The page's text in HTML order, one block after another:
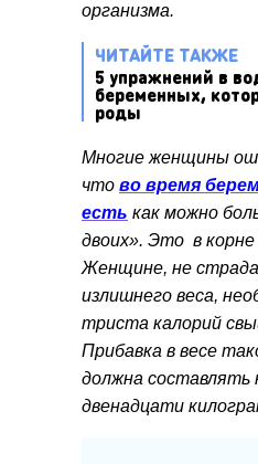
организма.
ЧИТАЙТЕ ТАКЖЕ
5 упражнений в
беременных,
роды
Многие женщины
что во время
есть как можно
двоих». Это в корне
Женщине, не
излишнего веса,
триста калорий
Прибавка в весе
должна составлять
двенадцати